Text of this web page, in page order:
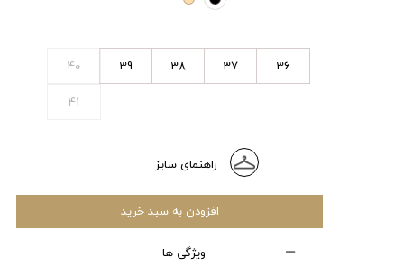
36
37
38
39
40
41
راهنمای سایز
افزودن به سبد خرید
ویژگی ها